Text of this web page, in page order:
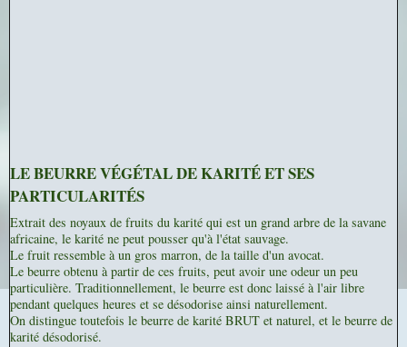
LE BEURRE VÉGÉTAL DE KARITÉ ET SES
PARTICULARITÉS
Extrait des noyaux de fruits du karité qui est un grand arbre de la savane
africaine, le karité ne peut pousser qu'à l'état sauvage.
Le fruit ressemble à un gros marron, de la taille d'un avocat.
Le beurre obtenu à partir de ces fruits, peut avoir une odeur un peu
particulière. Traditionnellement, le beurre est donc laissé à l'air libre
pendant quelques heures et se désodorise ainsi naturellement.
On distingue toutefois le beurre de karité BRUT et naturel, et le beurre de
karité désodorisé.